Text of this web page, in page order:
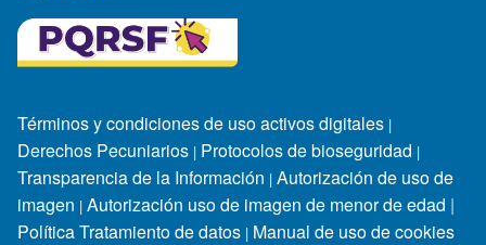
Términos y condiciones de uso activos digitales |
Derechos Pecuniarios | Protocolos de bioseguridad |
Transparencia de la Información | Autorización de uso de
imagen | Autorización uso de imagen de menor de edad |
Política Tratamiento de datos | Manual de uso de cookies